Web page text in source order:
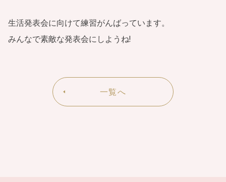
生活発表会に向けて練習がんばっています。
みんなで素敵な発表会にしようね!
一覧へ